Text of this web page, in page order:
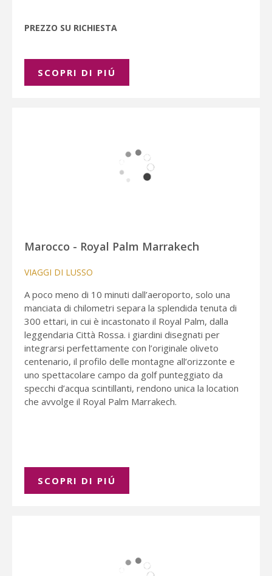
PREZZO SU RICHIESTA
SCOPRI DI PIÚ
Marocco - Royal Palm Marrakech
VIAGGI DI LUSSO
A poco meno di 10 minuti dall’aeroporto, solo una
manciata di chilometri separa la splendida tenuta di
300 ettari, in cui è incastonato il Royal Palm, dalla
leggendaria Città Rossa. i giardini disegnati per
integrarsi perfettamente con l’originale oliveto
centenario, il profilo delle montagne all’orizzonte e
uno spettacolare campo da golf punteggiato da
specchi d’acqua scintillanti, rendono unica la location
che avvolge il Royal Palm Marrakech.
SCOPRI DI PIÚ